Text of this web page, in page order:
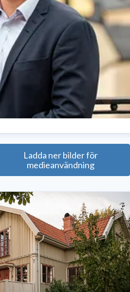
070 225 98 22
Ladda ner bilder för
medieanvändning